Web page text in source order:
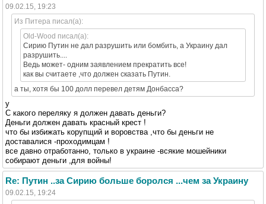
09.02.15, 19:23
Из Питера писал(а):
Old-Wood писал(а):
Сирию Путин не дал разрушить или бомбить, а Украину дал
разрушить....
Ведь может- одним заявлением прекратить все!
как вы считаете ,что должен сказать Путин.
а ты, хотя бы 100 долл перевел детям Донбасса?
у
С какого переляку я должен давать деньги?
Деньги должен давать красный крест !
что бы избижать корупщий и воровства ,что бы деньги не
доставалися -проходимцам !
все давно отработанно, только в украине -всякие мошейники
собирают деньги ,для войны!
Re: Путин ..за Сирию больше боролся ...чем за Украину
09.02.15, 19:24